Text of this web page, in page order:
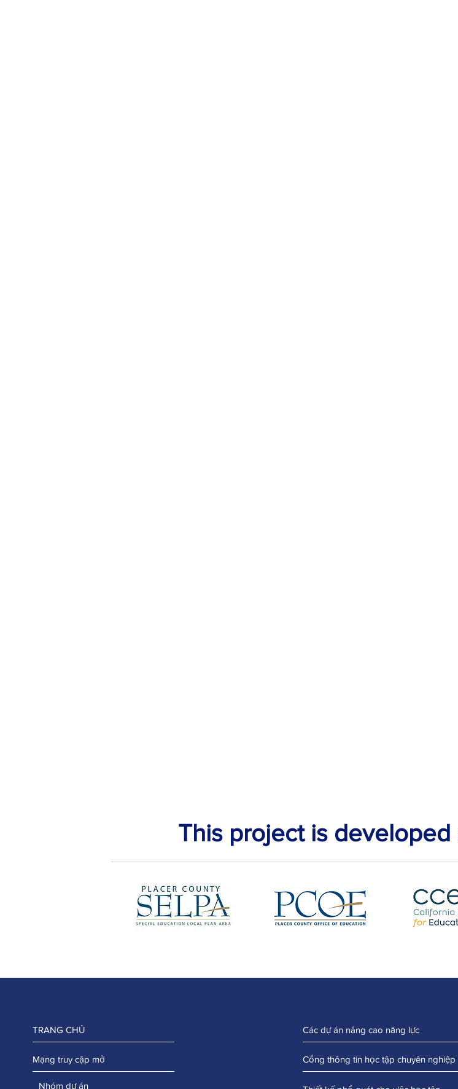
This project is
TRANG CHỦ
Mạng truy cập mở
Nhóm dự án
Các dự án nâng cao năng lực
Cổng thông tin học tập chuyên nghiệp